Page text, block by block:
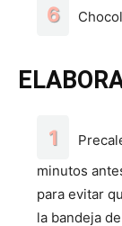
minutos
para evitar
la bandeja